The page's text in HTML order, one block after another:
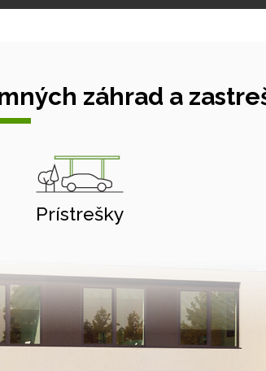
záhrad a
Prístrešky